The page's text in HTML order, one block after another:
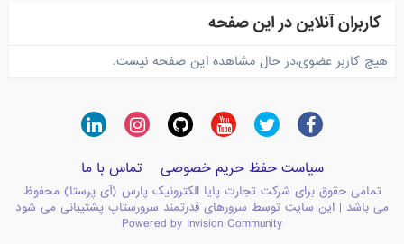
کاربران آنلاین در این صفحه
هیچ کاربر عضوی،در حال مشاهده این صفحه نیست.
سیاست حفظ حریم خصوصی تماس با ما
تمامی حقوق برای شرکت تجارت پایا الکترونیک پارس (آی پرستا) محفوظ
می باشد | این سایت توسط سرورهای قدرتمند سرورستاپ پشتیبانی می شود
Powered by Invision Community